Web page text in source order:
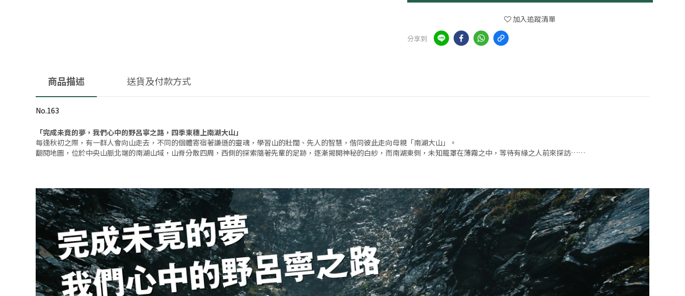
加入追蹤清單
分享到
商品描述 送貨及付款方式
No.163
「完成未竟的夢，我們心中的野呂寧之路，四季束穗上南湖大山」
每逢秋初之際，有一群人會向山走去，不同的個體寄宿著謙遜的靈魂，學習山的壯闊、先人的智慧，偕同彼此走向母親「南湖大山」。
翻閱地圖，位於中央山脈北端的南湖山域，山脊分散四周，西側的探索隨著先輩的足跡，逐漸揭開神秘的白紗，而南湖東側，未知籠罩在薄霧之中，等待有緣之人前來探訪……